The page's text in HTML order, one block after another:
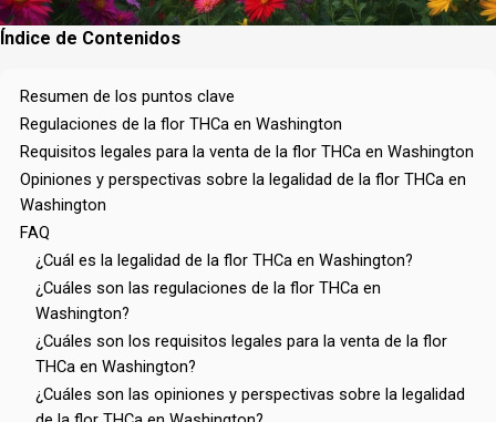
Índice de Contenidos
Resumen de los puntos clave
Regulaciones de la flor THCa en Washington
Requisitos legales para la venta de la flor THCa en Washington
Opiniones y perspectivas sobre la legalidad de la flor THCa en
Washington
FAQ
¿Cuál es la legalidad de la flor THCa en Washington?
¿Cuáles son las regulaciones de la flor THCa en
Washington?
¿Cuáles son los requisitos legales para la venta de la flor
THCa en Washington?
¿Cuáles son las opiniones y perspectivas sobre la legalidad